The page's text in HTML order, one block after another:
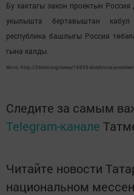
Бу хактагы закон проектын
укылышта бертавыштан кабул
республика башлыгы Россия
гына калды.
Фото: http://24smi.org/news/16855-dolzhnost-
Следите за самым
Telegram-канале
Читайте новости
национальном